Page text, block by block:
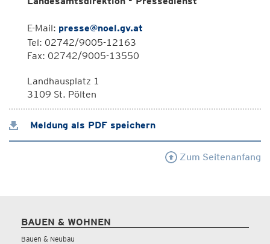
E-Mail: presse@noel.gv.at
Tel: 02742/9005-12163
Fax: 02742/9005-13550
Landhausplatz 1
3109 St. Pölten
Meldung als PDF speichern
Zum Seitenanfang
BAUEN & WOHNEN
Bauen & Neubau